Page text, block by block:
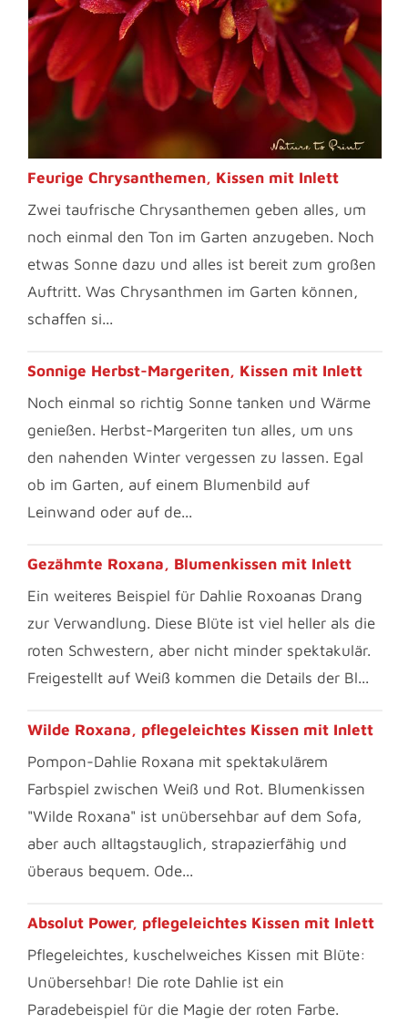
Feurige Chrysanthemen, Kissen mit Inlett
Zwei taufrische Chrysanthemen geben alles, um
noch einmal den Ton im Garten anzugeben. Noch
etwas Sonne dazu und alles ist bereit zum großen
Auftritt. Was Chrysanthmen im Garten können,
schaffen si...
Sonnige Herbst-Margeriten, Kissen mit Inlett
Noch einmal so richtig Sonne tanken und Wärme
genießen. Herbst-Margeriten tun alles, um uns
den nahenden Winter vergessen zu lassen. Egal
ob im Garten, auf einem Blumenbild auf
Leinwand oder auf de...
Gezähmte Roxana, Blumenkissen mit Inlett
Ein weiteres Beispiel für Dahlie Roxoanas Drang
zur Verwandlung. Diese Blüte ist viel heller als die
roten Schwestern, aber nicht minder spektakulär.
Freigestellt auf Weiß kommen die Details der Bl...
Wilde Roxana, pflegeleichtes Kissen mit Inlett
Pompon-Dahlie Roxana mit spektakulärem
Farbspiel zwischen Weiß und Rot. Blumenkissen
"Wilde Roxana" ist unübersehbar auf dem Sofa,
aber auch alltagstauglich, strapazierfähig und
überaus bequem. Ode...
Absolut Power, pflegeleichtes Kissen mit Inlett
Pflegeleichtes, kuschelweiches Kissen mit Blüte:
Unübersehbar! Die rote Dahlie ist ein
Paradebeispiel für die Magie der roten Farbe.